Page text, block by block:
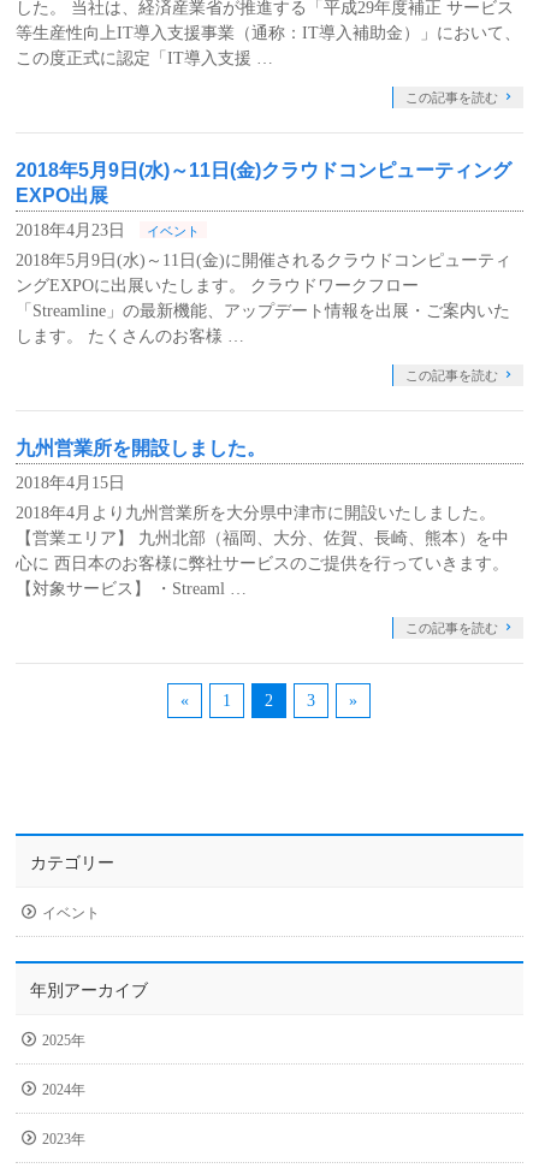
した。 当社は、経済産業省が推進する「平成29年度補正 サービス
等生産性向上IT導入支援事業（通称：IT導入補助金）」において、
この度正式に認定「IT導入支援 …
この記事を読む
2018年5月9日(水)～11日(金)クラウドコンピューティング
EXPO出展
2018年4月23日 イベント
2018年5月9日(水)～11日(金)に開催されるクラウドコンピューティ
ングEXPOに出展いたします。 クラウドワークフロー
「Streamline」の最新機能、アップデート情報を出展・ご案内いた
します。 たくさんのお客様 …
この記事を読む
九州営業所を開設しました。
2018年4月15日
2018年4月より九州営業所を大分県中津市に開設いたしました。
【営業エリア】 九州北部（福岡、大分、佐賀、長崎、熊本）を中
心に 西日本のお客様に弊社サービスのご提供を行っていきます。
【対象サービス】 ・Streaml …
この記事を読む
« 1 2 3 »
カテゴリー
イベント
年別アーカイブ
2025年
2024年
2023年